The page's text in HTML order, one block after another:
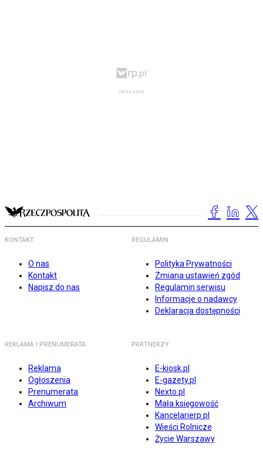
KONTAKT
O nas
Kontakt
Napisz do nas
REGULAMIN
Polityka Prywatności
Zmiana ustawień zgód
Regulamin serwisu
Informacje o nadawcy
Deklaracja dostępności
REKLAMA I PRENUMERATA
Reklama
Ogłoszenia
Prenumerata
Archiwum
PARTNERZY
E-kiosk.pl
E-gazety.pl
Nexto.pl
Mała księgowość
Kancelarierp.pl
Wieści Rolnicze
Życie Warszawy